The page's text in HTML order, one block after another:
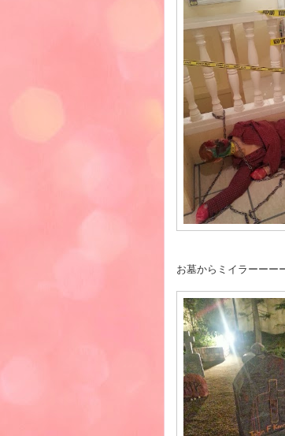
お墓からミイラーーー